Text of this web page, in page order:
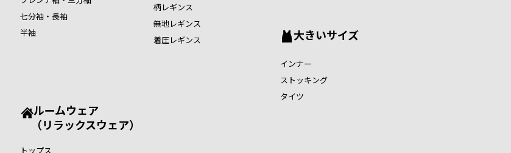
七分袖・長袖
半袖
柄レギンス
無地レギンス
着圧レギンス
大きいサイズ
インナー
ストッキング
タイツ
ルームウェア
（リラックスウェア）
トップス